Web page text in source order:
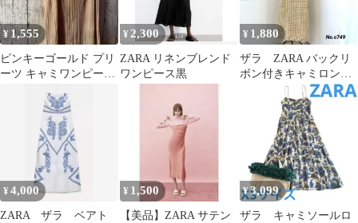
¥ 1,555
ピンキーゴールド プリ
ーツ キャミワンピース
¥ 2,300
ZARA リネンブレンド
ワンピース黒
¥ 1,880
ザラ ZARA バックリ
ボン付きキャミロング
ワンピース チェック柄
¥4,000
ZARA ザラ ベアト
¥ 1,500
【美品】ZARA サテン
¥3,099
ザラ キャミソールロ